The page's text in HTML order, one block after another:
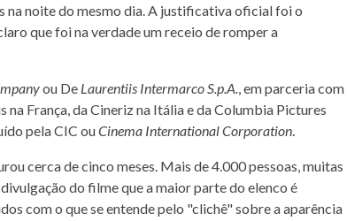
na noite do mesmo dia. A justificativa oficial foi o
que foi na verdade um receio de romper a
ou De Laurentiis Intermarco S.p.A. , em parceria com
França, da Cineriz na Itália e da Columbia Pictures
pela CIC ouCinema International Corporation
cerca de cinco meses. Mais de 4.000 pessoas, muitas
do filme que a maior parte do elenco é
com o que se entende pelo "clichê" sobre a aparência